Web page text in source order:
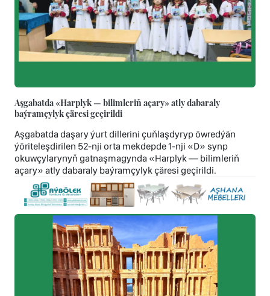
Aşgabatda «Harplyk — bilimleriň açary» atly dabaraly
baýramçylyk çäresi geçirildi
Aşgabatda daşary ýurt dillerini çuňlaşdyryp öwredýän
ýöriteleşdirilen 52-nji orta mekdepde 1-nji «D» synp
okuwçylarynyň gatnaşmagynda «Harplyk — bilimleriň
açary» atly dabaraly baýramçylyk çäresi geçirildi.